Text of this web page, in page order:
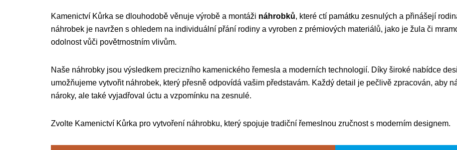
Kamenictví Kůrka se dlouhodobě věnuje výrobě a montáži náhrobků, které ctí památku zesnulých a přinášejí
náhrobek je navržen s ohledem na individuální přání rodiny a vyroben z prémiových materiálů, jako je žula či
odolnost vůči povětrnostním vlivům.
Naše náhrobky jsou výsledkem precizního kamenického řemesla a moderních technologií. Díky široké nabídce
umožňujeme vytvořit náhrobek, který přesně odpovídá vašim představám. Každý detail je pečlivě zpracován, aby
nároky, ale také vyjadřoval úctu a vzpomínku na zesnulé.
Zvolte Kamenictví Kůrka pro vytvoření náhrobku, který spojuje tradiční řemeslnou zručnost s moderním designem.